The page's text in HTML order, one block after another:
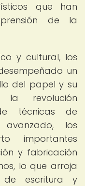
que han
de la
y cultural, los
un
del papel y su
la revolución
técnicas de
los
importantes
y fabricación
lo que arroja
escritura y